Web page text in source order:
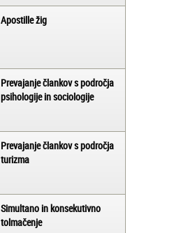
Apostille žig
Prevajanje člankov s področja
psihologije in sociologije
Prevajanje člankov s področja
turizma
Simultano in konsekutivno
tolmačenje